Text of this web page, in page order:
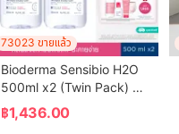
73023 ขายแล้ว
Bioderma Sensibio H2O
500ml x2 (Twin Pack) คลี
นซิ่งเช็ดทำความสะอาดผิวหน้า
สำหรับผิวแพ้ ระคายง่าย
฿1,436.00